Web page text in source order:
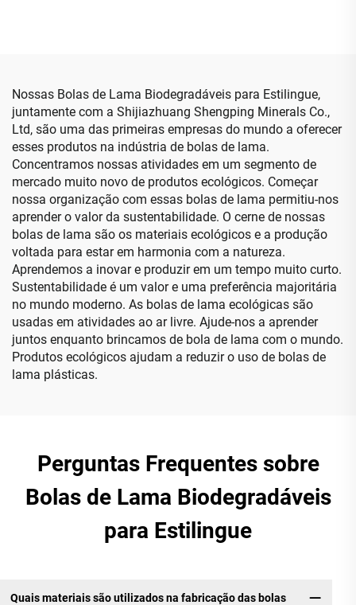
Nossas Bolas de Lama Biodegradáveis para Estilingue,
juntamente com a Shijiazhuang Shengping Minerals Co.,
Ltd, são uma das primeiras empresas do mundo a oferecer
esses produtos na indústria de bolas de lama.
Concentramos nossas atividades em um segmento de
mercado muito novo de produtos ecológicos. Começar
nossa organização com essas bolas de lama permitiu-nos
aprender o valor da sustentabilidade. O cerne de nossas
bolas de lama são os materiais ecológicos e a produção
voltada para estar em harmonia com a natureza.
Aprendemos a inovar e produzir em um tempo muito curto.
Sustentabilidade é um valor e uma preferência majoritária
no mundo moderno. As bolas de lama ecológicas são
usadas em atividades ao ar livre. Ajude-nos a aprender
juntos enquanto brincamos de bola de lama com o mundo.
Produtos ecológicos ajudam a reduzir o uso de bolas de
lama plásticas.
Perguntas Frequentes sobre
Bolas de Lama Biodegradáveis
para Estilingue
Quais materiais são utilizados na fabricação das bolas